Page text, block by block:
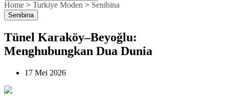
Home > Turkiye Moden > Senibina
Senibina
Tünel Karaköy–Beyoğlu:
Menghubungkan Dua Dunia
17 Mei 2026